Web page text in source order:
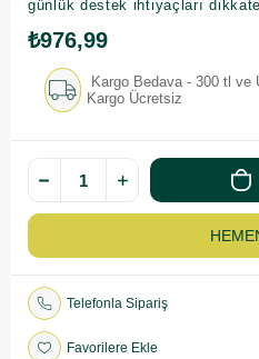
günlük destek ihtiyaçları
₺976,99
Kargo Bedava - 300 tl ve
Kargo Ücretsiz
Telefonla Sipariş
Favorilere Ekle